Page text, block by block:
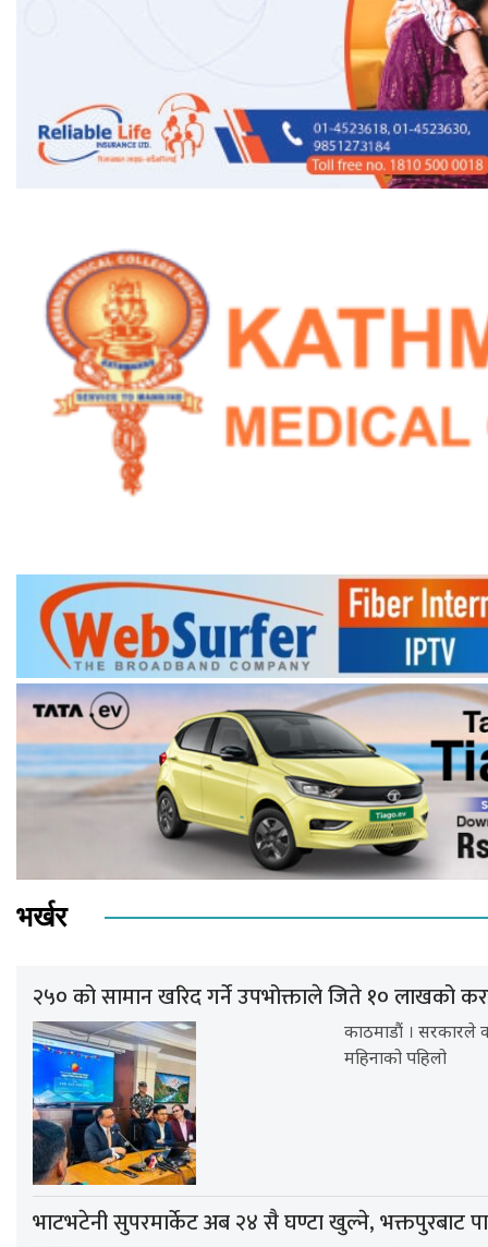
भर्खर
२५० को सामान खरिद गर्ने उपभोक्ताले जिते १० लाखको
काठमाडौं । सरकारले
महिनाको पहिलो
भाटभटेनी सुपरमार्केट अब २४ सै घण्टा खुल्ने, भक्तपुरबाट